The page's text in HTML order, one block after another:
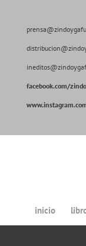
facebook.com/
inicio